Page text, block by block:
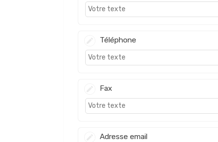
Téléphone
Fax
Adresse email